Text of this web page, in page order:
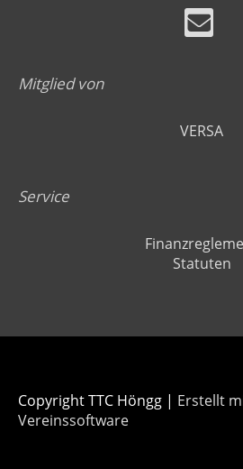
Mitglied von
VERSA
Service
Statuten
Copyright TTC Höngg | Erstellt
Vereinssoftware